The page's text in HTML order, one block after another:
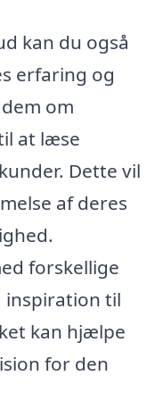
kan du også
erfaring og
om
at læse
Dette vil
af deres
forskellige
inspiration til
kan hjælpe
for den